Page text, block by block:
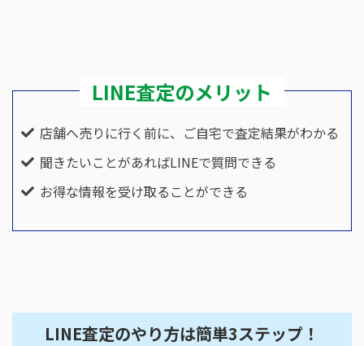
LINE査定のメリット
店舗へ売りに行く前に、ご自宅で査定結果がわかる
聞きたいことがあればLINEで質問できる
お得な情報を受け取ることができる
LINE査定のやり方は簡単3ステップ！